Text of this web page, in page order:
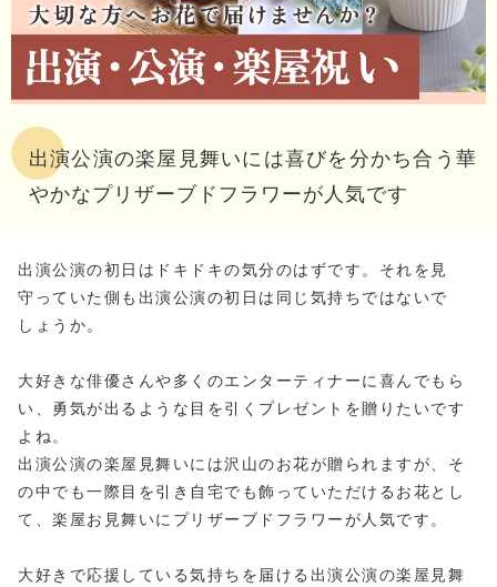
出演公演の楽屋見舞いには喜びを分かち合う華
やかなプリザーブドフラワーが人気です
出演公演の初日はドキドキの気分のはずです。それを見
守っていた側も出演公演の初日は同じ気持ちではないで
しょうか。
大好きな俳優さんや多くのエンターティナーに喜んでもら
い、勇気が出るような目を引くプレゼントを贈りたいです
よね。
出演公演の楽屋見舞いには沢山のお花が贈られますが、そ
の中でも一際目を引き自宅でも飾っていただけるお花とし
て、楽屋お見舞いにプリザーブドフラワーが人気です。
大好きで応援している気持ちを届ける出演公演の楽屋見舞